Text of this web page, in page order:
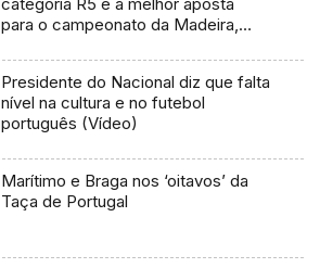
categoria R5 é a melhor aposta
para o campeonato da Madeira,
num WRC
Presidente do Nacional diz que falta
nível na cultura e no futebol
português (Vídeo)
Marítimo e Braga nos ‘oitavos’ da
Taça de Portugal